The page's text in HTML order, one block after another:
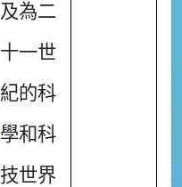
及為二
十一世
紀的科
學和科
技世界